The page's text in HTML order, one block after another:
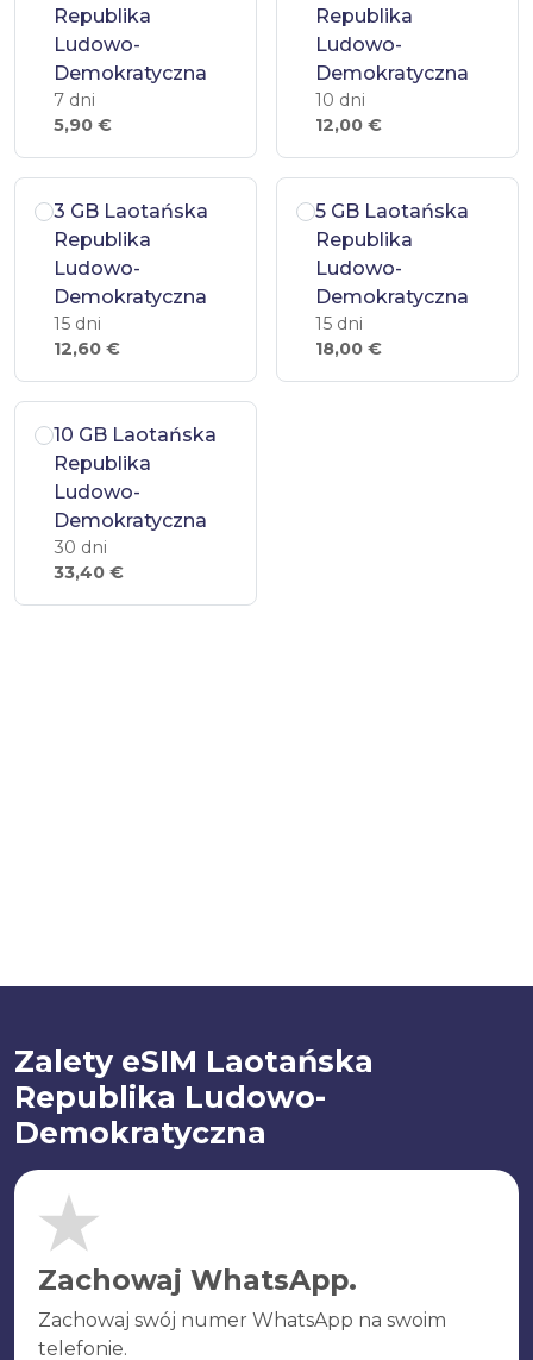
Republika
Ludowo-
Demokratyczna
7 dni
5,90 €
Republika
Ludowo-
Demokratyczna
10 dni
12,00 €
3 GB Laotańska
Republika
Ludowo-
Demokratyczna
15 dni
12,60 €
5 GB Laotańska
Republika
Ludowo-
Demokratyczna
15 dni
18,00 €
10 GB Laotańska
Republika
Ludowo-
Demokratyczna
30 dni
33,40 €
Zalety eSIM Laotańska
Republika Ludowo-
Demokratyczna
Zachowaj WhatsApp.
Zachowaj swój numer WhatsApp na swoim
telefonie.